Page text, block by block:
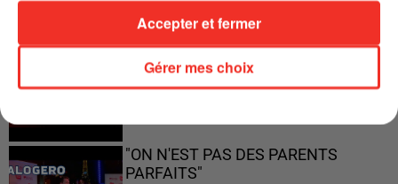
"ON A TOUS LE TRAC"
"ON N'EST PAS DES PARENTS
PARFAITS"
Gérer mes choix
Accepter et fermer